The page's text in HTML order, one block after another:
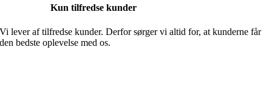
Kun tilfredse kunder
Vi lever af tilfredse kunder. Derfor sørger vi altid for, at kunderne får
den bedste oplevelse med os.